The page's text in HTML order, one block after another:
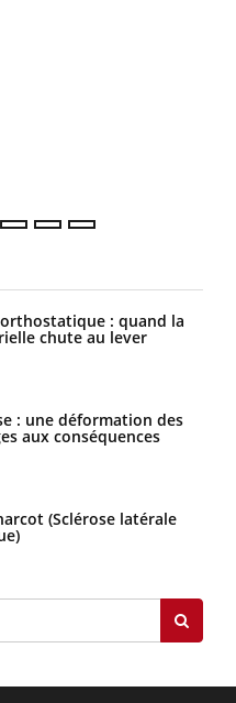
: quand la
chute au lever
: une déformation des
aux conséquences
(Sclérose latérale